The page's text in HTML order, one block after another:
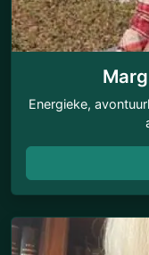
Energieke,